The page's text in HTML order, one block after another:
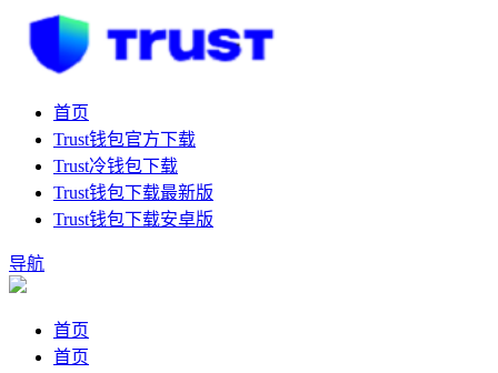
首页
Trust钱包官方下载
Trust冷钱包下载
Trust钱包下载最新版
Trust钱包下载安卓版
导航
首页
首页